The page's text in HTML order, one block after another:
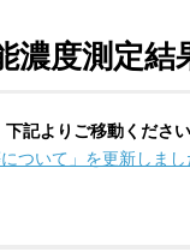
濃度測定
記よりご移動ください
ついて」を更新しまし